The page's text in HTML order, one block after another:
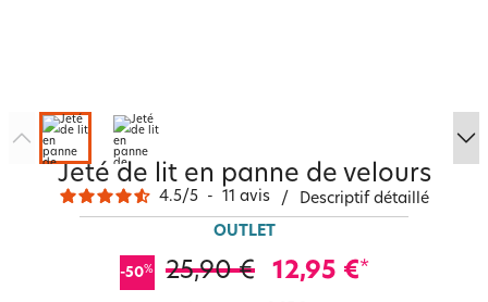
Jeté de lit en panne de velours
4.5/5 - 11 avis / Descriptif détaillé
OUTLET
-50% 25,90 € 12,95 €*